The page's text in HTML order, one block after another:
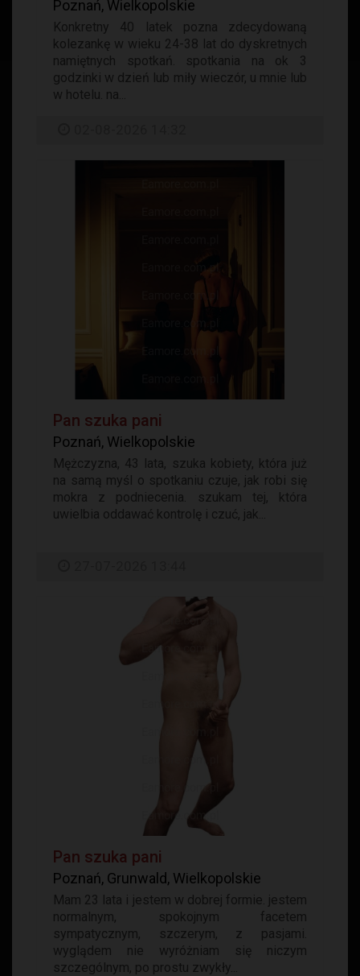
Poznań, Wielkopolskie
Konkretny 40 latek pozna zdecydowaną
kolezankę w wieku 24-38 lat do dyskretnych
namiętnych spotkań. spotkania na ok 3
godzinki w dzień lub miły wieczór, u mnie lub
w hotelu. na...
Pan szuka pani
Poznań, Wielkopolskie
Mężczyzna, 43 lata, szuka kobiety, która już
na samą myśl o spotkaniu czuje, jak robi się
mokra z podniecenia. szukam tej, która
uwielbia oddawać kontrolę i czuć, jak...
Pan szuka pani
Poznań, Grunwald, Wielkopolskie
Mam 23 lata i jestem w dobrej formie. jestem
normalnym, spokojnym facetem
sympatycznym, szczerym, z pasjami.
wyglądem nie wyróżniam się niczym
szczególnym, po prostu zwykły...